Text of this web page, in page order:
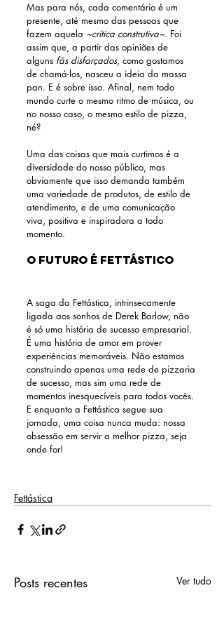
Mas para nós, cada comentário é um
presente, até mesmo das pessoas que
fazem aquela ~crítica construtiva~. Foi
assim que, a partir das opiniões de
alguns fãs disfarçados, como gostamos
de chamá-los, nasceu a ideia da massa
pan. E é sobre isso. Afinal, nem todo
mundo curte o mesmo ritmo de música, ou
no nosso caso, o mesmo estilo de pizza,
né?
Uma das coisas que mais curtimos é a
diversidade do nosso público, mas
obviamente que isso demanda também
uma variedade de produtos, de estilo de
atendimento, e de uma comunicação
viva, positiva e inspiradora a todo
momento.
O futuro é Fettástico
A saga da Fettástica, intrinsecamente
ligada aos sonhos de Derek Barlow, não
é só uma história de sucesso empresarial.
É uma história de amor em prover
experiências memoráveis. Não estamos
construindo apenas uma rede de pizzaria
de sucesso, mas sim uma rede de
momentos inesquecíveis para todos vocês.
E enquanto a Fettástica segue sua
jornada, uma coisa nunca muda: nossa
obsessão em servir a melhor pizza, seja
onde for!
Fettástica
Posts recentes Ver tudo